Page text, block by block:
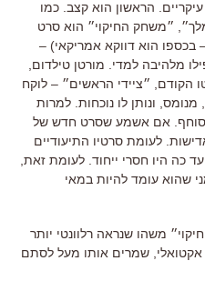
הראשון הוא קצב. כמו
״משחק החיקוי״ הוא סרט
בכספו הוא דווקא אמריקאי) –
מלהיבה למדי. מורטן טילדום,
הקודם, ״ציידי הראשים״ – לוקח
ונותן לו נוכחות. למרות
אם אשמע שסרט חדש של
לעומת סרטיו התיעודיים
כה היו חסרי ייחוד. לעומת זאת,
שהוא עומד להיות במאי
משהו שנראה רלוונטי יותר
אקטואלי, שמרים אותו מעל לסתם